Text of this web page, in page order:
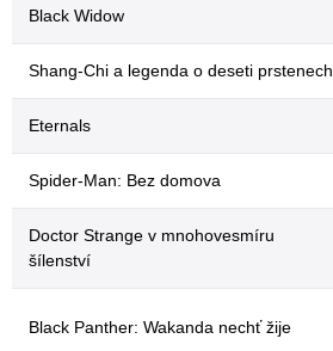
Black Widow
Shang-Chi a legenda o deseti prstenech
Eternals
Spider-Man: Bez domova
Doctor Strange v mnohovesmíru
šílenství
Black Panther: Wakanda nechť žije